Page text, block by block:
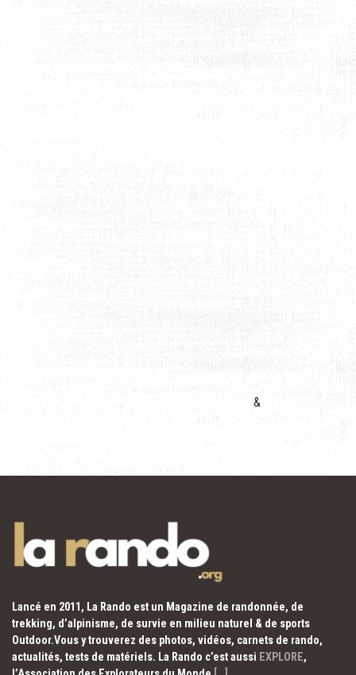
&
Lancé en 2011, La Rando est un Magazine de randonnée, de
trekking, d’alpinisme, de survie en milieu naturel & de sports
Outdoor.Vous y trouverez des photos, vidéos, carnets de rando,
actualités, tests de matériels. La Rando c’est aussi EXPLORE,